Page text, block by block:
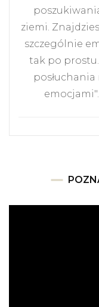
ziemi.
szczególnie
tak po